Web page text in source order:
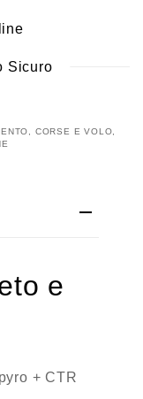
Sicuro
CORSE E VOLO
e
+ CTR